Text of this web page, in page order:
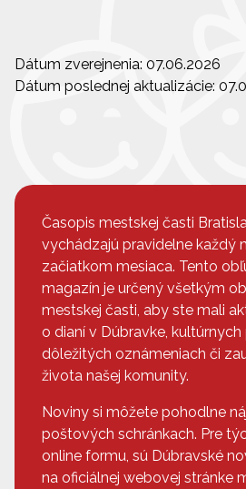
Dátum zverejnenia: 07.06.2026
Dátum poslednej aktualizácie:
Časopis mestskej časti
vychádzajú pravidelne každý
začiatkom mesiaca. Tento
magazín je určený všetkým
mestskej časti, aby ste mali
o dianí v Dúbravke, kultúrnych
dôležitých oznámeniach či
života našej komunity.
Noviny si môžete pohodlne
poštových schránkach. Pre
online formu, sú Dúbravské
na oficiálnej webovej stránke